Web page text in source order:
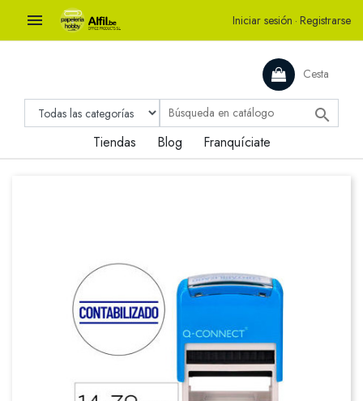
 Iniciar sesión · Registrarse
Cesta

Tiendas Blog Franquíciate